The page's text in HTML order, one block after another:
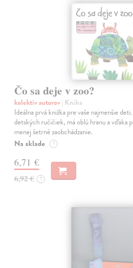
Čo sa deje v zoo?
kolektív autorov| Kniha
Ideálna prvá knižka pre vaše najmenšie
detských ručičiek, má oblú hranu a vďaka
menej šetrné zaobchádzanie.
Na sklade ?
6,71 €
6,92 € ?